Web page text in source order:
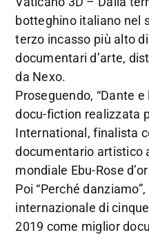
botteghino italiano nel
terzo incasso più alto
documentari d’arte,
da Nexo.
Proseguendo, “Dante e
docu-fiction realizzata
International, finalista
documentario artistico
mondiale Ebu-Rose
Poi “Perché
internazionale di
2019 come miglior